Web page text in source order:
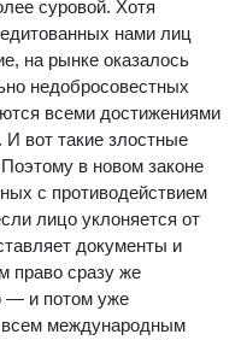
суровой. Хотя
нами лиц
на рынке оказалось
недобросовестных
всеми достижениями
И вот такие злостные
в новом законе
с противодействием
лицо уклоняется от
документы и
право сразу же
— и потом уже
всем международным